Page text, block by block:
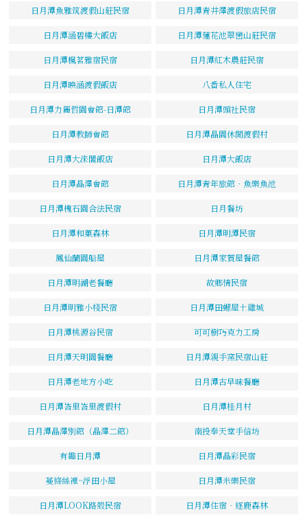
日月潭魚雅筑渡假山莊民宿 日月潭青井澤渡假旅店民宿
日月潭涵碧樓大飯店 日月潭蓮花池翠巒山莊民宿
日月潭楓茗雅宿民宿 日月潭紅木農莊民宿
日月潭映涵渡假飯店 八番私人住宅
日月潭力麗哲園會館-日潭館 日月潭頭社民宿
日月潭教師會館 日月潭晶園休閒渡假村
日月潭大淶閣飯店 日月潭大飯店
日月潭晶澤會館 日月潭青年旅館‧魚樂魚池
日月潭槐石園合法民宿 日月餐坊
日月潭和菓森林 日月潭明潭民宿
鳳仙蘭園船屋 日月潭家賀屋餐館
日月潭明湖老餐廳 故鄉情民宿
日月潭明雅小棧民宿 日月潭田螺屋土雞城
日月潭桃源谷民宿 可可樹巧克力工房
日月潭天明園餐廳 日月潭親手窯民宿山莊
日月潭老地方小吃 日月潭古早味餐廳
日月潭峇里峇里渡假村 日月潭桂月村
日月潭晶澤別館（晶澤二館） 南投奉天堂手信坊
有趣日月潭 日月潭晶彩民宿
蔓條絲裡~浮田小屋 日月潭米樂民宿
日月潭LOOK路殼民宿 日月潭住宿‧逐鹿森林